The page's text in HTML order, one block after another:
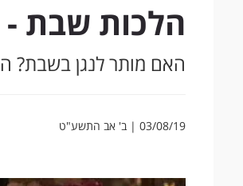
הלכות שבת
האם מותר לנגן בשבת?
03/08/19 | ב' אב התשע"ט